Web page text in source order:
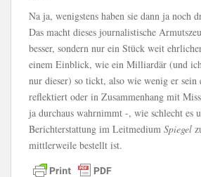
Na ja, wenigstens haben sie dann ja noch
Das macht dieses journalistische
besser, sondern nur ein Stück weit
einem Einblick, wie ein Milliardär (und
nur dieser) so tickt, also wie wenig er sein
reflektiert oder in Zusammenhang mit
ja durchaus wahrnimmt -, wie schlecht es
Berichterstattung im Leitmedium Spiegel
mittlerweile bestellt ist.